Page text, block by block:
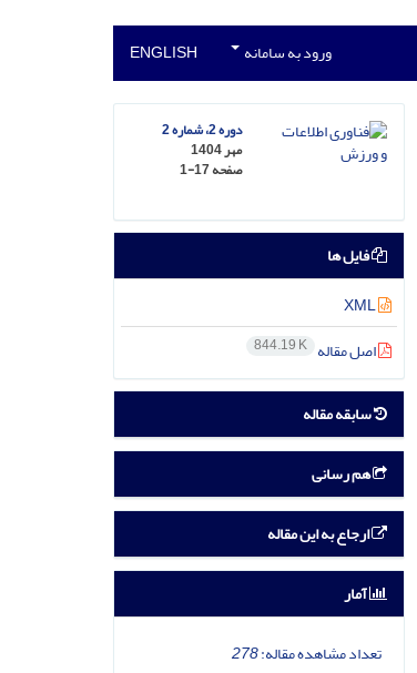
ورود به سامانه ENGLISH
دوره 2، شماره 2
مهر 1404
صفحه1-17
فایل ها
XML
اصل مقاله 844.19 K
سابقه مقاله
هم رسانی
ارجاع به این مقاله
آمار
تعداد مشاهده مقاله:278